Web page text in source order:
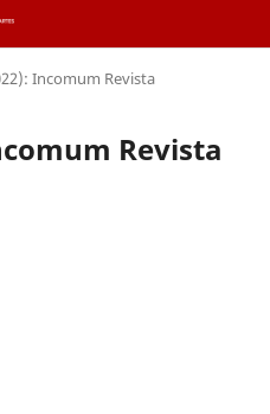
Incomum Revista
Revista